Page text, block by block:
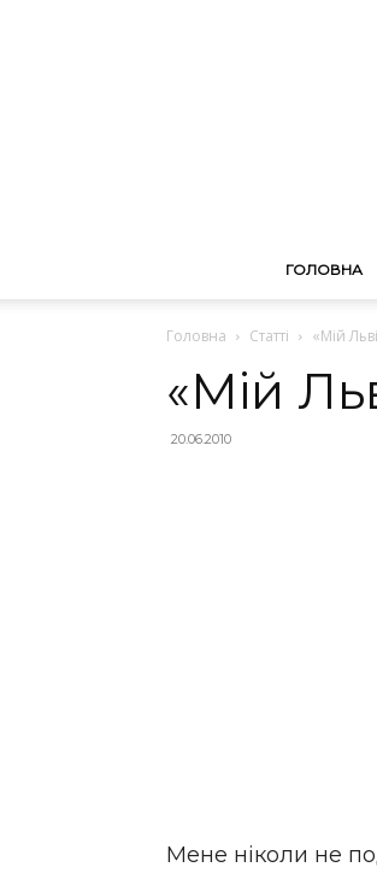
ГОЛОВНА
Головна Статті «Мій
«Мій
20.06.2010
Мене ніколи не